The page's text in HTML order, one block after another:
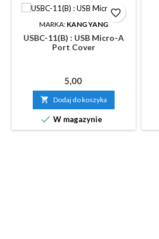
MARKA: KANG YANG
USBC-11(B) : USB Micro-A
Port Cover
Cena
5,00
 Dodaj do koszyka
 W magazynie
favorite_border